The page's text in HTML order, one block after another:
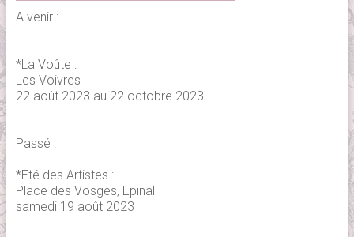
A venir :
*La Voûte :
Les Voivres
22 août 2023 au 22 octobre 2023
Passé :
*Eté des Artistes :
Place des Vosges, Epinal
samedi 19 août 2023